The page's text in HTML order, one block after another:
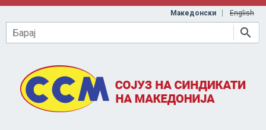
Skip to main content
Македонски English
Барај